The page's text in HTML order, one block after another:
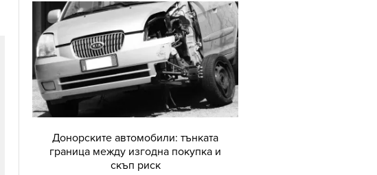
Донорските автомобили: тънката
граница между изгодна покупка и
скъп риск